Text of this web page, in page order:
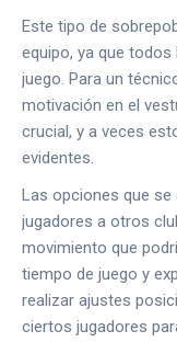
Este tipo de
equipo, ya que
juego. Para un
motivación en el
crucial, y a veces
evidentes.
Las opciones que se
jugadores a otros
movimiento que
tiempo de juego y
realizar ajustes
ciertos jugadores